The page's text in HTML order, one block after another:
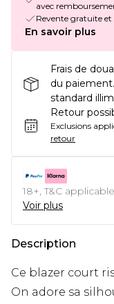
avec
Revente gratuite
En savoir plus
Frais de
du
standard
Retour
Exclusions
retour
18+, T&C
Voir plus
Description
Ce blazer court
On adore sa